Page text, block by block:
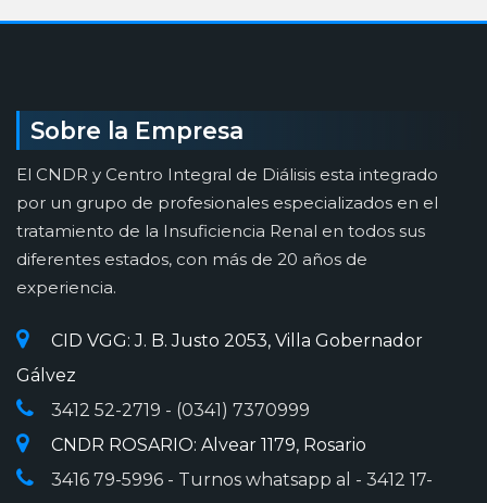
Sobre la Empresa
El CNDR y Centro Integral de Diálisis esta integrado
por un grupo de profesionales especializados en el
tratamiento de la Insuficiencia Renal en todos sus
diferentes estados, con más de 20 años de
experiencia.
CID VGG: J. B. Justo 2053, Villa Gobernador
Gálvez
3412 52-2719 - (0341) 7370999
CNDR ROSARIO: Alvear 1179, Rosario
3416 79-5996 - Turnos whatsapp al - 3412 17-